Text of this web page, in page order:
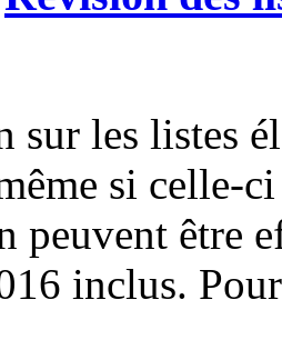
les listes
si celle-
peuvent être
inclus.